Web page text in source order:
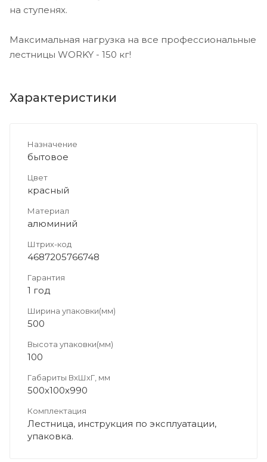
на ступенях.
Максимальная нагрузка на все профессиональные
лестницы WORKY - 150 кг!
Характеристики
Назначение
бытовое
Цвет
красный
Материал
алюминий
Штрих-код
4687205766748
Гарантия
1 год
Ширина упаковки(мм)
500
Высота упаковки(мм)
100
Габариты ВхШхГ, мм
500х100х990
Комплектация
Лестница, инструкция по эксплуатации,
упаковка.